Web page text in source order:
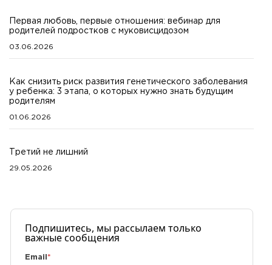
Первая любовь, первые отношения: вебинар для
родителей подростков с муковисцидозом
03.06.2026
Как снизить риск развития генетического заболевания
у ребенка: 3 этапа, о которых нужно знать будущим
родителям
01.06.2026
Третий не лишний
29.05.2026
Подпишитесь, мы рассылаем только
важные сообщения
Email *